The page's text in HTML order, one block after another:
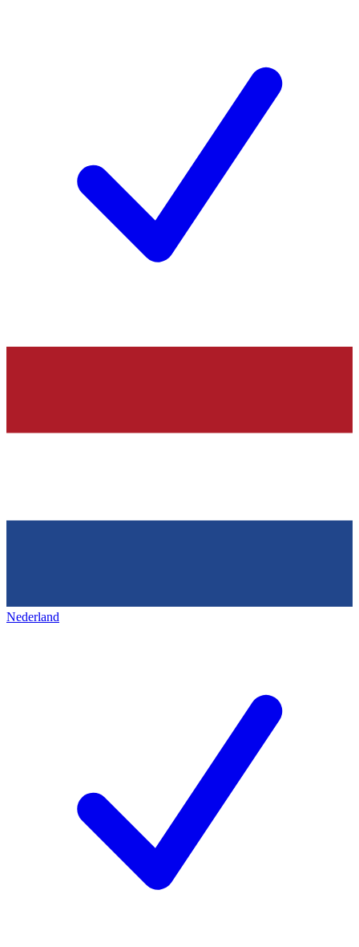
Nederland